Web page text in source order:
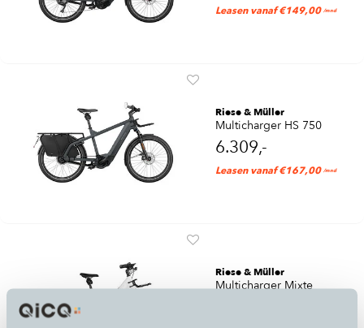
Leasen vanaf €149,00 /mnd
Riese & Müller
Multicharger HS 750
6.309,-
Leasen vanaf €167,00 /mnd
Riese & Müller
Multicharger Mixte